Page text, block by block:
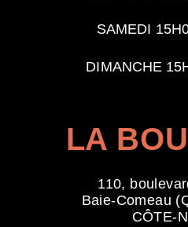
SAMEDI
DIMANCHE
LA
110,
Baie-Comeau
CÔTE-